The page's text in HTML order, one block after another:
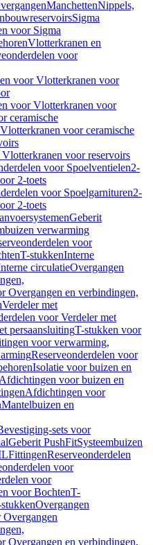
ManchettenNippels,
Sigma
voor Sigma
Vlotterkranen en
voor
voor Vlotterkranen voor
voor Vlotterkranen voor
ceramische
voor ceramische
voor reservoirs
voor Spoelventielen2-
2-toets
voor Spoelgarnituren2-
2-toets
Geberit
verwarming
voor
T-stukkenInterne
circulatieOvergangen
Overgangen en verbindingen,
Verdeler met
voor Verdeler met
persaansluitingT-stukken voor
voor verwarming,
Reserveonderdelen voor
Isolatie voor buizen en
Afdichtingen voor buizen en
Afdichtingen voor
Mantelbuizen en
sets voor
Geberit PushFitSysteembuizen
FittingenReserveonderdelen
voor
voor
voor BochtenT-
Overgangen
Overgangen
Overgangen en verbindingen,